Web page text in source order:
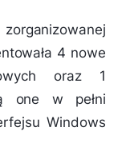
4 nowe
oraz 1
one w pełni
Windows